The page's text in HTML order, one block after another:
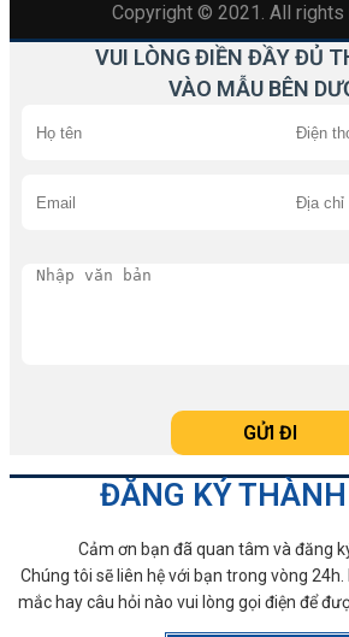
Copyright © 2021. All rights
VUI LÒNG ĐIỀN ĐẦY ĐỦ
VÀO MẪU BÊN
ĐĂNG KÝ THÀNH
Cảm ơn bạn đã quan tâm và đăng
Chúng tôi sẽ liên hệ với bạn trong vòng
mắc hay câu hỏi nào vui lòng gọi điện để